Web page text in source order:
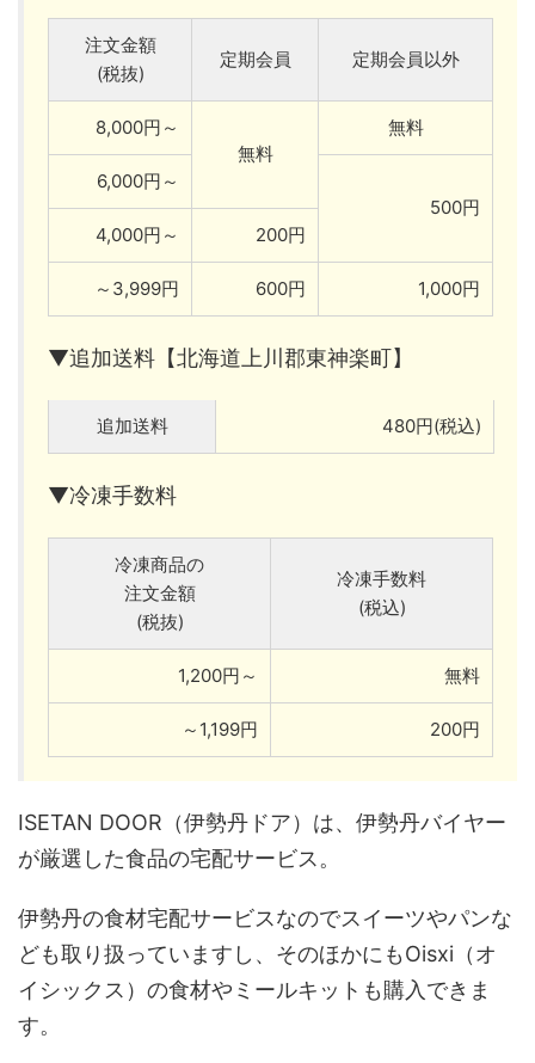
注文金額
(税抜)
定期会員 定期会員以外
8,000円～
無料
無料
6,000円～
500円
4,000円～
200円
～3,999円 600円 1,000円
▼追加送料【北海道上川郡東神楽町】
追加送料 480円(税込)
▼冷凍手数料
冷凍商品の
注文金額
(税抜)
冷凍手数料
(税込)
1,200円～ 無料
～1,199円 200円
ISETAN DOOR（伊勢丹ドア）は、伊勢丹バイヤー
が厳選した食品の宅配サービス。
伊勢丹の食材宅配サービスなのでスイーツやパンな
ども取り扱っていますし、そのほかにもOisxi（オ
イシックス）の食材やミールキットも購入できま
す。